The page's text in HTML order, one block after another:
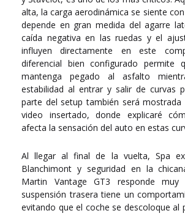
alta, la carga aerodinámica se siente
depende en gran medida del agarre
caída negativa en las ruedas y el
influyen directamente en este
diferencial bien configurado permite
mantenga pegado al asfalto
estabilidad al entrar y salir de curvas
parte del setup también será
video insertado, donde explicaré
afecta la sensación del auto en estas
Al llegar al final de la vuelta, Spa
Blanchimont y seguridad en la
Martin Vantage GT3 responde
suspensión trasera tiene un
evitando que el coche se descoloque al